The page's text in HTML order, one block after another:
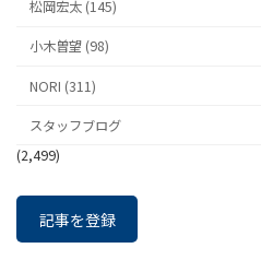
松岡宏太 (145)
小木曽望 (98)
NORI (311)
スタッフブログ
(2,499)
記事を登録